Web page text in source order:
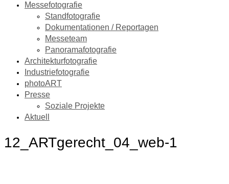
Messefotografie
Standfotografie
Dokumentationen / Reportagen
Messeteam
Panoramafotografie
Architekturfotografie
Industriefotografie
photoART
Presse
Soziale Projekte
Aktuell
12_ARTgerecht_04_web-1